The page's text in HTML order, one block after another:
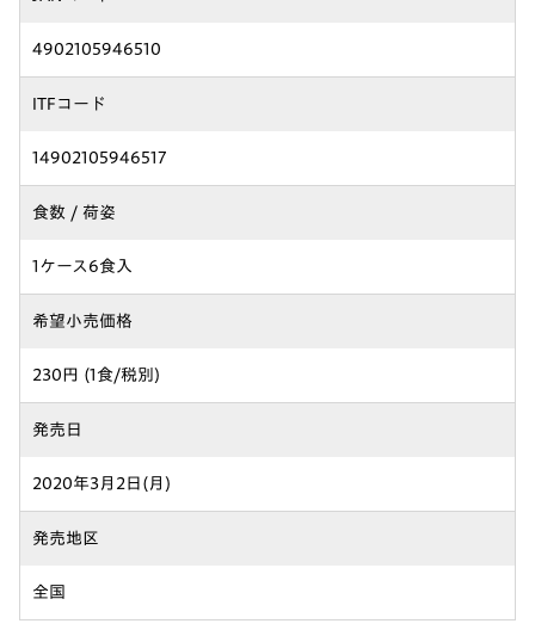
4902105946510
ITFコード
14902105946517
食数 / 荷姿
1ケース6食入
希望小売価格
230円 (1食/税別)
発売日
2020年3月2日(月)
発売地区
全国